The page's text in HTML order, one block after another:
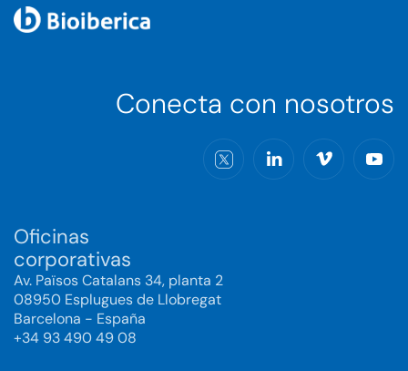
Conecta con nosotros
Oficinas
corporativas
Av. Països Catalans 34, planta 2
08950 Esplugues de Llobregat
Barcelona - España
+34 93 490 49 08